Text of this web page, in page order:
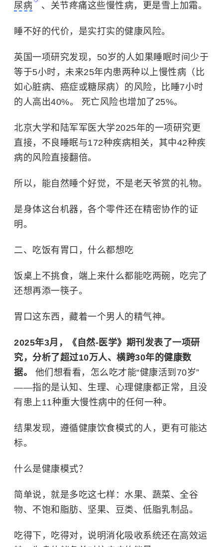
尿病
、关节疼痛这些慢性病，更是雪上加霜。
睡不好的代价，是实打实的健康风险。
英国一项研究发现，50岁的人如果睡眠时间少于
等于5小时，未来25年内患两种以上慢性病（比
如心脏病、癌症或糖尿病）的风险，比睡7小时
的人高出40%。 死亡风险也增加了25%。
北京大学和陆军军医大学2025年的一项研究更
直接，不良睡眠与172种疾病相关，其中42种疾
病的风险直接翻倍。
所以，能自然睡个好觉，不是老天爷赏的礼物。
是身体这台机器，各个零件还在精密协作的证
明。
二、吃饭有胃口，什么都想吃
饭桌上不挑食，端上来什么都能吃两碗，吃完了
还想再添一筷子。
胃口这东西，藏着一个男人的精气神。
2025年3月，《自然-医学》期刊发表了一项研
究，分析了超过10万人、横跨30年的健康数
据。 他们想看看，怎么吃才能“健康活到70岁”
——指的是认知、生理、心理健康都正常，且没
有患上11种重大慢性病中的任何一种。
结果发现，遵循健康饮食模式的人，更有可能达
标。
什么是健康模式？
简单说，就是多吃这七样：水果、蔬菜、全谷
物、不饱和脂肪、坚果、豆类、低脂乳制品。
吃得下，吃得对，说明消化吸收系统还在高效运